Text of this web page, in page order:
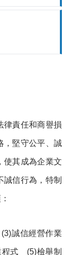
律責任和商譽損
，堅守公平、誠
使其成為企業文
信行為，特制
誠信經營作業
程式 (5)檢舉制